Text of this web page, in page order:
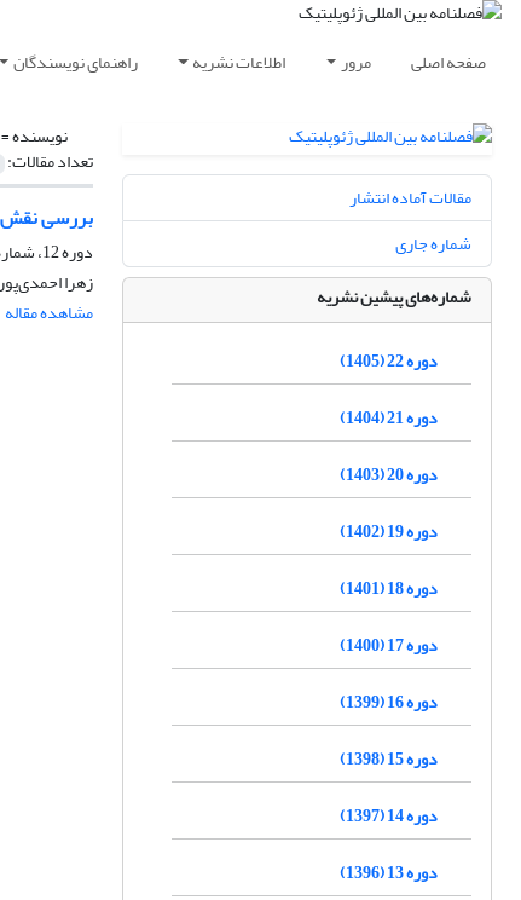
صفحه اصلی مرور اطلاعات نشریه راهنمای نویسندگان
نویسنده =
تعداد مقالات:
بررسی نقش
دوره 12، شماره 41، بهار 1395، صفحه
زهرا
مشاهده مقاله
مقالات آماده انتشار
شماره جاری
شماره‌های پیشین نشریه
دوره 22 (1405)
دوره 21 (1404)
دوره 20 (1403)
دوره 19 (1402)
دوره 18 (1401)
دوره 17 (1400)
دوره 16 (1399)
دوره 15 (1398)
دوره 14 (1397)
دوره 13 (1396)